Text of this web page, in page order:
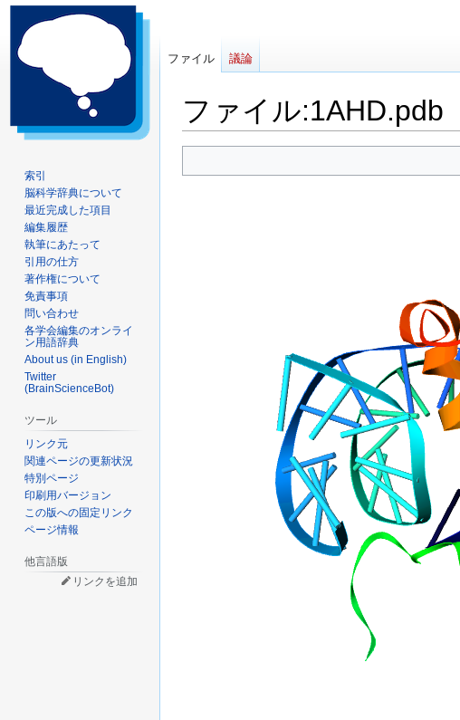
ファイル:1AHD.pdb
ビ
索
ファイル 議論
索引
脳科学辞典について
最近完成した項目
編集履歴
執筆にあたって
引用の仕方
著作権について
免責事項
問い合わせ
各学会編集のオンライ
ン用語辞典
About us (in English)
Twitter
(BrainScienceBot)
ツール
リンク元
関連ページの更新状況
特別ページ
印刷用バージョン
この版への固定リンク
ページ情報
他言語版
リンクを追加